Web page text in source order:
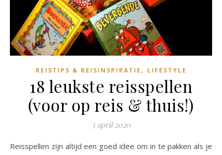
REISTIPS & REISINSPIRATIE , LIFESTYLE
18 leukste reisspellen
(voor op reis & thuis!)
3 april 2020
Reisspellen zijn altijd een goed idee om in te pakken als je